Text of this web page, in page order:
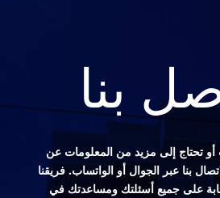
بنا
تحتاج إلى مزيد من المعلومات عن
بنا عبر الجوال أو الواتساب. فريقنا
على جميع أسئلتك ومساعدتك في